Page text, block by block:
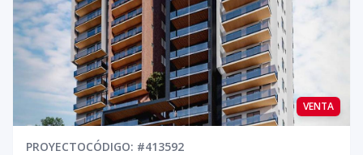
VENTA
PROYECTOCÓDIGO: #413592